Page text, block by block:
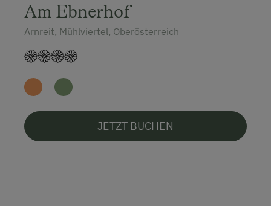
Am Ebnerhof
Arnreit, Mühlviertel, Oberösterreich
JETZT BUCHEN